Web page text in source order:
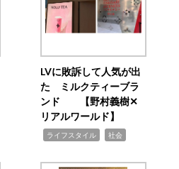
LVに敗訴して人気が出
た ミルクティーブラ
ンド 【野村義樹✕
リアルワールド】
ライフスタイル 社会